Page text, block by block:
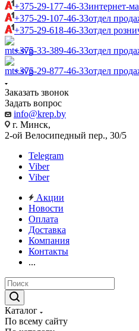
+375-29-177-46-33интернет-
+375-29-107-46-33отдел
+375-29-618-46-33отдел
+375-33-389-46-33отдел
+375-29-877-46-33отдел
Заказать звонок
Задать вопрос
info@krep.by
г. Минск,
2-ой Велосипедный пер., 30/5
Telegram
Viber
Viber
Акции
Новости
Оплата
Доставка
Компания
Контакты
...
Каталог
По всему сайту